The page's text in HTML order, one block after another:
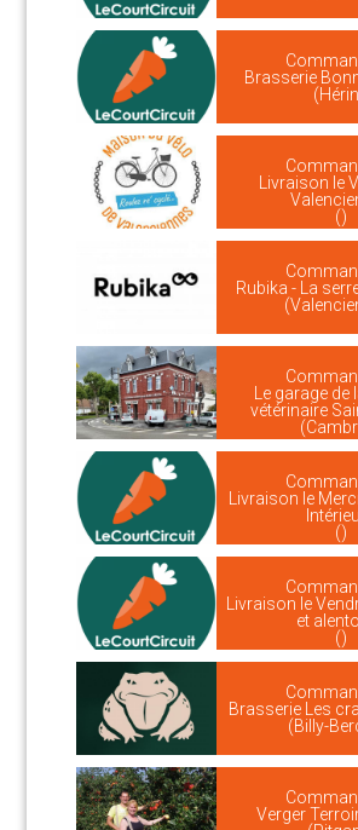
Brasserie
Livraison le
()
Rubika - La
Le garage
vétérinaire
Livraison le
()
Livraison le
et
()
Brasserie Les
(Billy-
Verger